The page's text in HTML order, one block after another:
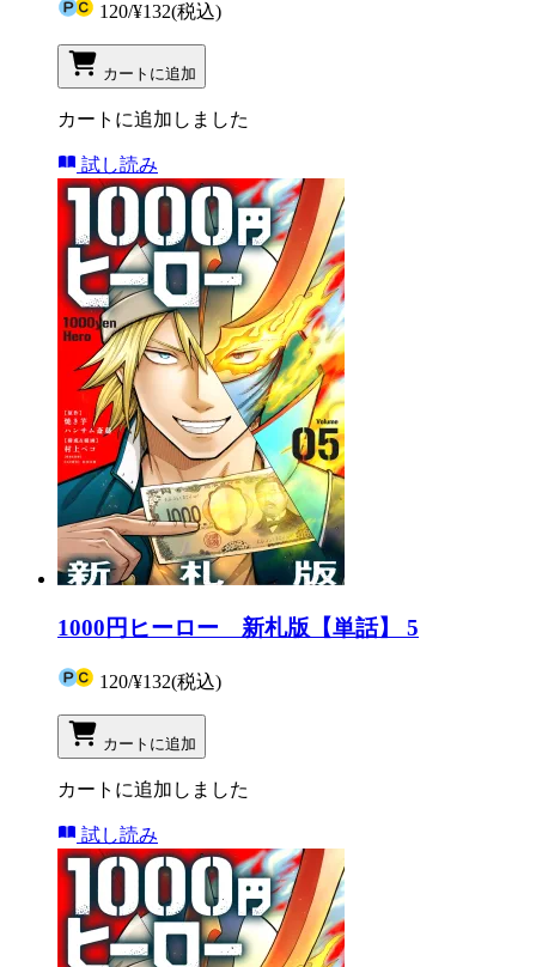
120/¥132(税込)
カートに追加
カートに追加しました
試し読み
1000円ヒーロー 新札版【単話】 5
120/¥132(税込)
カートに追加
カートに追加しました
試し読み